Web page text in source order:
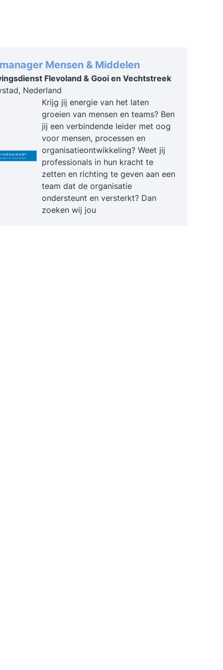
Mensen & Middelen
Flevoland & Gooi en Vechtstreek
Nederland
Krijg jij energie van het laten
groeien van mensen en teams? Ben
jij een verbindende leider met oog
voor mensen, processen en
organisatieontwikkeling? Weet jij
professionals in hun kracht te
zetten en richting te geven aan een
team dat de organisatie
ondersteunt en versterkt? Dan
zoeken wij jou